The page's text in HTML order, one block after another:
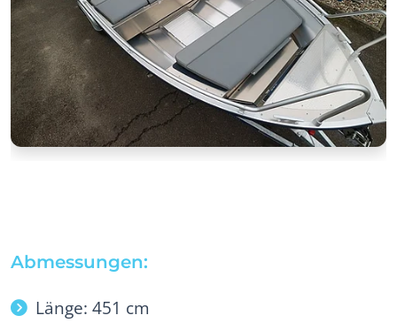
Abmessungen:
Länge: 451 cm